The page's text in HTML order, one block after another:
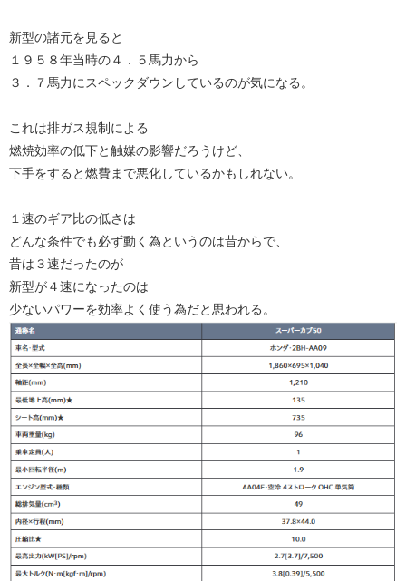
新型の諸元を見ると
１９５８年当時の４．５馬力から
３．７馬力にスペックダウンしているのが気になる。
これは排ガス規制による
燃焼効率の低下と触媒の影響だろうけど、
下手をすると燃費まで悪化しているかもしれない。
１速のギア比の低さは
どんな条件でも必ず動く為というのは昔からで、
昔は３速だったのが
新型が４速になったのは
少ないパワーを効率よく使う為だと思われる。